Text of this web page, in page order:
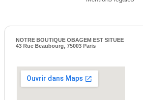
NOTRE BOUTIQUE OBAGEM EST SITUEE
43 Rue Beaubourg, 75003 Paris